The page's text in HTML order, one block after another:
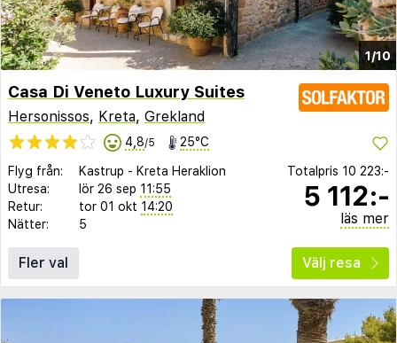
1/10
Casa Di Veneto Luxury Suites
Hersonissos, Kreta, Grekland
4,8/5 25°C
Flyg från: Kastrup - Kreta Heraklion
Utresa:
lör 26 sep 11:55
Retur:
tor 01 okt 14:20
Nätter:
5
Totalpris 10 223:-
5 112:-
läs mer
Fler val Välj resa